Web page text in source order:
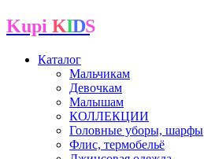
Kupi K I D S
Каталог
Мальчикам
Девочкам
Малышам
КОЛЛЕКЦИИ
Головные уборы, шарфы
Флис, термобельё